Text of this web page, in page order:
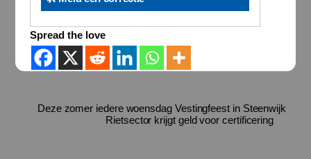
Spread the love
Deze zomer iedere woensdag Vestingfeest in Steenwijk
Rietsector krijgt geld voor certificering